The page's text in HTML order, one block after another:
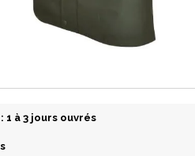
1 à 3 jours ouvrés